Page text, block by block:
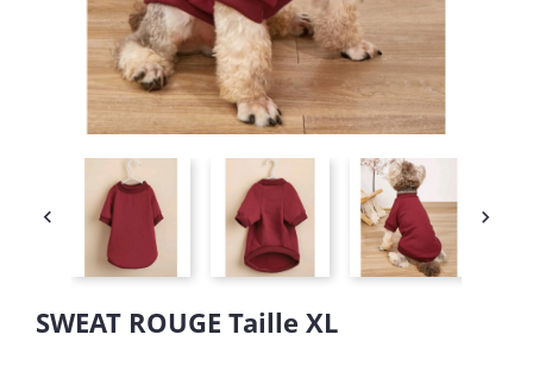
 
SWEAT ROUGE Taille XL